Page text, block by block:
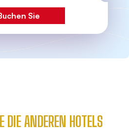
Sie
DIE ANDEREN HOTELS